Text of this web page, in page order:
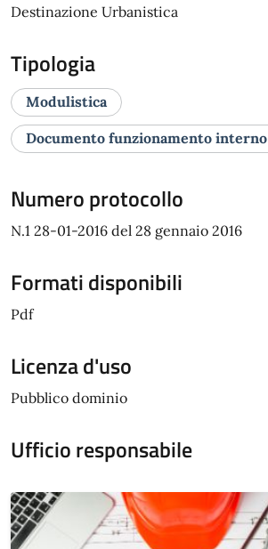
Destinazione Urbanistica
Tipologia
Modulistica
Documento funzionamento interno
Numero protocollo
N.1 28-01-2016 del 28 gennaio 2016
Formati disponibili
Pdf
Licenza d'uso
Pubblico dominio
Ufficio responsabile